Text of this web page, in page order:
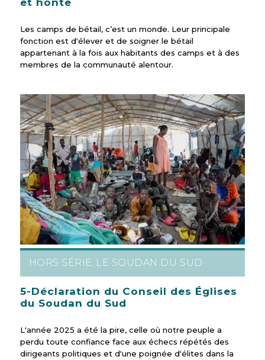
et honte
Les camps de bétail, c’est un monde. Leur principale
fonction est d'élever et de soigner le bétail
appartenant à la fois aux habitants des camps et à des
membres de la communauté alentour.
HORS SÉRIE , LE SOUDAN DU SUD
5-Déclaration du Conseil des Églises
du Soudan du Sud
L'année 2025 a été la pire, celle où notre peuple a
perdu toute confiance face aux échecs répétés des
dirigeants politiques et d'une poignée d'élites dans la